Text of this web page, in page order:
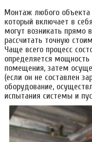
Монтаж любого
который включает в
могут возникать прямо
рассчитать точную
Чаще всего процесс
определяется
помещения, затем
(если он не составлен
оборудование,
испытания системы и